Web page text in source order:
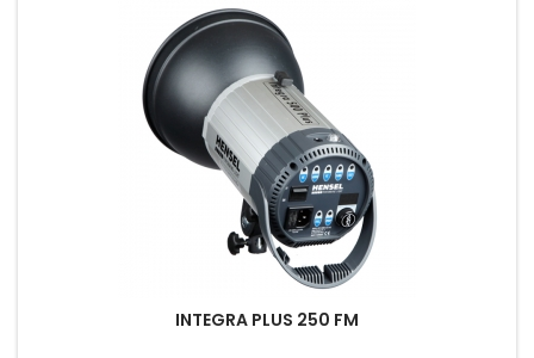
INTEGRA PLUS 250 FM